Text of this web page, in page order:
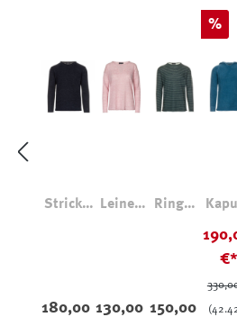
Strickp
180,00
Leinen
130,00
Ringel
150,00
%
er
rn
€*